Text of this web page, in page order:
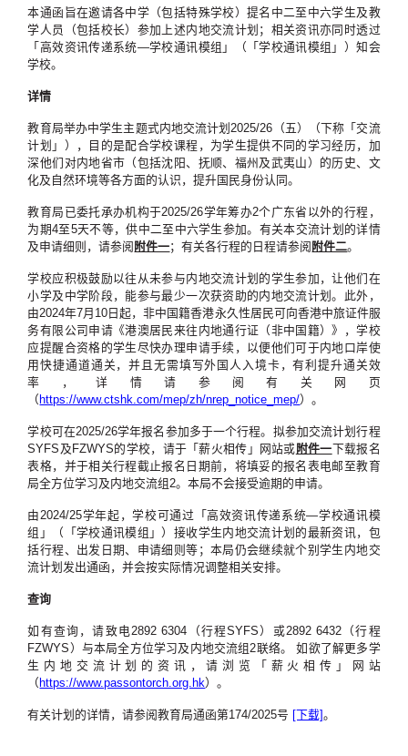
本通函旨在邀请各中学（包括特殊学校）提名中二至中六学生及教
学人员（包括校长）参加上述内地交流计划；相关资讯亦同时透过
「高效资讯传递系统—学校通讯模组」（「学校通讯模组」）知会
学校。
详情
教育局举办中学生主题式内地交流计划2025/26（五）（下称「交流
计划」），目的是配合学校课程，为学生提供不同的学习经历，加
深他们对内地省市（包括沈阳、抚顺、福州及武夷山）的历史、文
化及自然环境等各方面的认识，提升国民身份认同。
教育局已委托承办机构于2025/26学年筹办2个广东省以外的行程，
为期4至5天不等，供中二至中六学生参加。有关本交流计划的详情
及申请细则，请参阅 附件一；有关各行程的日程请参阅 附件二。
学校应积极鼓励以往从未参与内地交流计划的学生参加，让他们在
小学及中学阶段，能参与最少一次获资助的内地交流计划。此外，
由2024年7月10日起，非中国籍香港永久性居民可向香港中旅证件服
务有限公司申请《港澳居民来往内地通行证（非中国籍）》，学校
应提醒合资格的学生尽快办理申请手续，以便他们可于内地口岸使
用快捷通道通关，并且无需填写外国人入境卡，有利提升通关效
率，详情请参阅有关网页
（ https://www.ctshk.com/mep/zh/nrep_notice_mep/）。
学校可在2025/26学年报名参加多于一个行程。拟参加交流计划行程
SYFS及FZWYS的学校，请于「薪火相传」网站或 附件一下载报名
表格，并于相关行程截止报名日期前，将填妥的报名表电邮至教育
局全方位学习及内地交流组2。本局不会接受逾期的申请。
由2024/25学年起，学校可通过「高效资讯传递系统—学校通讯模
组」（「学校通讯模组」）接收学生内地交流计划的最新资讯，包
括行程、出发日期、申请细则等；本局仍会继续就个别学生内地交
流计划发出通函，并会按实际情况调整相关安排。
查询
如有查询，请致电2892 6304（行程SYFS）或2892 6432（行程
FZWYS）与本局全方位学习及内地交流组2联络。 如欲了解更多学
生内地交流计划的资讯，请浏览「薪火相传」网站
（ https://www.passontorch.org.hk）。
有关计划的详情，请参阅教育局通函第174/2025号 [下载]。